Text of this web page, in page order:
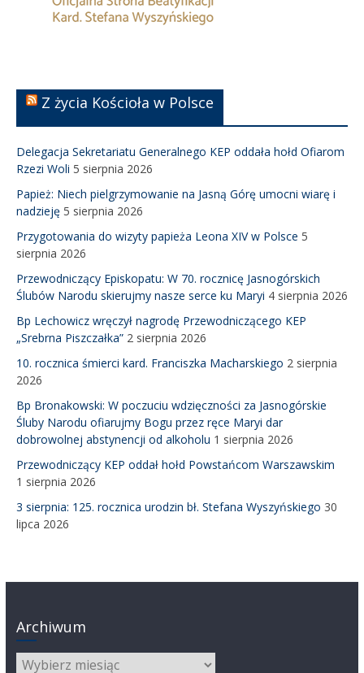
Z życia Kościoła w Polsce
Delegacja Sekretariatu Generalnego KEP oddała hołd Ofiarom
Rzezi Woli 5 sierpnia 2026
Papież: Niech pielgrzymowanie na Jasną Górę umocni wiarę i
nadzieję 5 sierpnia 2026
Przygotowania do wizyty papieża Leona XIV w Polsce 5
sierpnia 2026
Przewodniczący Episkopatu: W 70. rocznicę Jasnogórskich
Ślubów Narodu skierujmy nasze serce ku Maryi 4 sierpnia 2026
Bp Lechowicz wręczył nagrodę Przewodniczącego KEP
„Srebrna Piszczałka” 2 sierpnia 2026
10. rocznica śmierci kard. Franciszka Macharskiego 2 sierpnia
2026
Bp Bronakowski: W poczuciu wdzięczności za Jasnogórskie
Śluby Narodu ofiarujmy Bogu przez ręce Maryi dar
dobrowolnej abstynencji od alkoholu 1 sierpnia 2026
Przewodniczący KEP oddał hołd Powstańcom Warszawskim
1 sierpnia 2026
3 sierpnia: 125. rocznica urodzin bł. Stefana Wyszyńskiego 30
lipca 2026
Archiwum
Archiwum